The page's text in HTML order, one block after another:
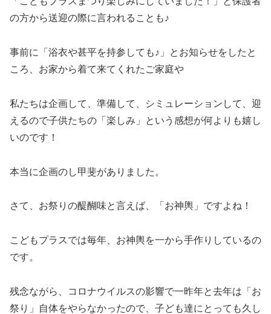
の方から送迎の際に言われることも♪
事前に「浴衣や甚平を持参しても♪」とお知らせをしたと
ころ、お家から着て来てくれたご家庭や
私たちは企画して、準備して、シミュレーションして、迎
えるので子供たちの「楽しみ」という感想が何よりも嬉し
いのです！
本当に企画のし甲斐がありました。
さて、お祭りの醍醐味と言えば、「お神輿」ですよね！
こどもプラスでは毎年、お神輿を一から手作りしているの
です。
残念ながら、コロナウイルスの影響で一昨年と去年は「お
祭り」自体をやらなかったので、子ども達にとっても久し